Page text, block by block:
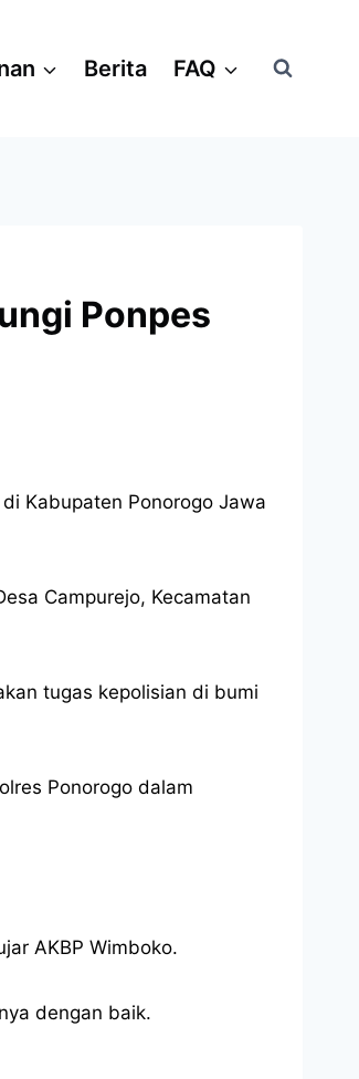
Berita FAQ
Ponpes
Kabupaten Ponorogo Jawa
Campurejo, Kecamatan
tugas kepolisian di bumi
Ponorogo dalam
AKBP Wimboko.
dengan baik.